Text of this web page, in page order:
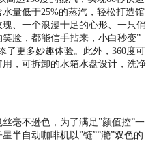
量低于25%的蒸汽，轻松打造馆
、一个浪漫十足的心形、一只俏
脸，都能信手拈来，小白秒变”
了更多妙趣体验。此外，360度可
，可拆卸的水箱水盘设计，洗净
毫不逊色，为了满足”颜值控”一
半自动咖啡机以”链””滟”双色的